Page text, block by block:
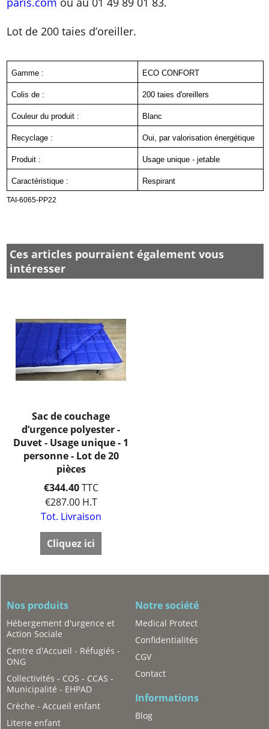
Lot de 200 taies d’oreiller.
Gamme : ECO CONFORT
Colis de : 200 taies d'oreillers
Couleur du produit : Blanc
Recyclage : Oui, par valorisation énergétique
Produit : Usage unique - jetable
Caractéristique : Respirant
TAI-6065-PP22
Ces articles pourraient également vous
intéresser
Sac de couchage
d’urgence polyester -
Duvet - Usage unique - 1
personne - Lot de 20
pièces
€344.40 TTC
€287.00 H.T
Tot. Livraison
Cliquez ici
Nos produits
Hébergement d'urgence et
Action Sociale
Centre d'Accueil - Réfugiés -
ONG
Collectivités - COS - CCAS -
Municipalité - EHPAD
Crèche - Accueil enfant
Literie enfant
Notre société
Medical Protect
Confidentialités
CGV
Contact
Informations
Blog